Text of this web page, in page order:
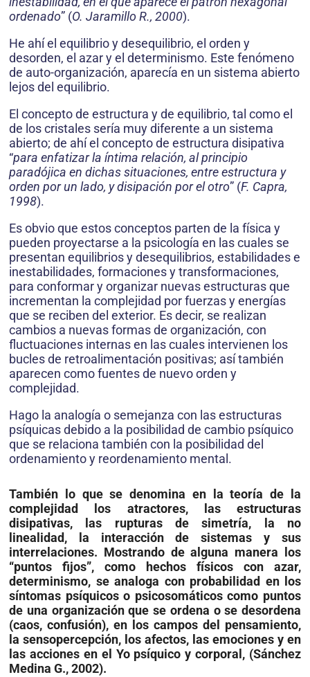
orde­nado” (O. Jaramillo R., 2000).
He ahí el equilibrio y desequilibrio, el orden y
desorden, el azar y el determinismo. Este fenómeno
de auto-organización, aparecía en un sistema abierto
lejos del equilibrio.
El concepto de estructura y de equilibrio, tal como el
de los cristales sería muy diferente a un sistema
abierto; de ahí el concepto de estructura disipativa
“para enfatizar la íntima relación, al principio
paradójica en dichas situaciones, entre estructura y
orden por un lado, y disipación por el otro” (F. Capra,
1998).
Es obvio que estos conceptos parten de la física y
pueden proyectarse a la psicología en las cuales se
presentan equilibrios y des­equilibrios, estabilidades e
inestabilidades, formaciones y transformaciones,
para conformar y organizar nuevas estructuras que
incrementan la complejidad por fuerzas y energías
que se reciben del exterior. Es decir, se realizan
cambios a nuevas formas de organización, con
fluctuaciones internas en las cuales intervienen los
bucles de retroalimentación positivas; así también
aparecen como fuentes de nuevo orden y
complejidad.
Hago la analogía o semejanza con las estructuras
psíquicas debido a la posibilidad de cambio psíquico
que se relaciona también con la posibilidad del
ordenamiento y reordena­miento mental.
También lo que se denomina en la teoría de la
complejidad los atractores, las estructuras
disipativas, las rupturas de simetría, la no
linealidad, la interacción de sistemas y sus
interrelaciones. Mostrando de alguna manera los
“puntos fijos”, como hechos físicos con azar,
determinismo, se analoga con probabilidad en los
síntomas psíquicos o psicosomáticos como puntos
de una organización que se ordena o se desordena
(caos, confusión), en los campos del pensamiento,
la sensopercepción, los afectos, las emociones y en
las acciones en el Yo psíquico y corporal, (Sánchez
Medina G., 2002).